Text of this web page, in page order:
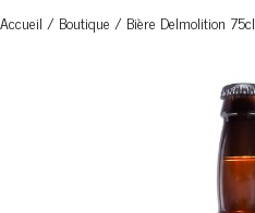
Accueil / Boutique / Bière Delmolition 75cl